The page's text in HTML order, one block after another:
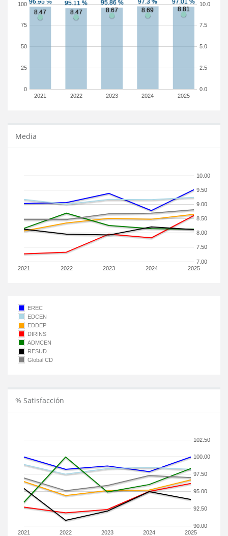
2021 2022 2023 2024 2025
0
25
50
75
100
0.0
2.5
5.0
7.5
10.0
Media
2021 2022 2023 2024 2025
7.00
7.50
8.00
8.50
9.00
9.50
10.00
EREC
EDCEN
EDDEP
DIRINS
ADMCEN
RESUD
Global CD
% Satisfacción
2021 2022 2023 2024 2025
90.00
92.50
95.00
97.50
100.00
102.50